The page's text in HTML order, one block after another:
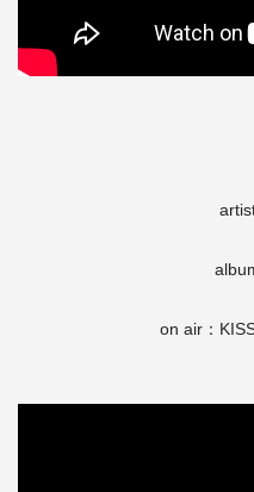
on air：